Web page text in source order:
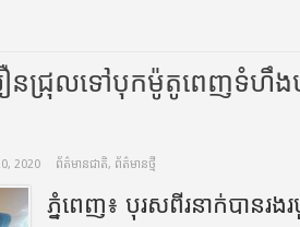
នជ្រុលទៅបុកម៉ូតូពេញទំហឹង
2020 ព័ត៌មានជាតិ, ព័ត៌មានថ្មី
ភ្នំពេញ៖ បុរសពីរនាក់បានរ